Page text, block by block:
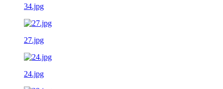
34.jpg
27.jpg
24.jpg